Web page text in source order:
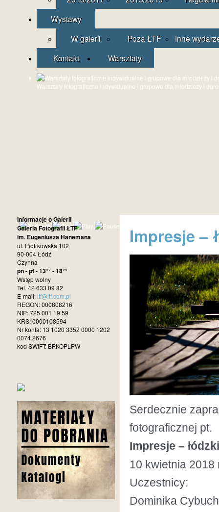
Wystawy
W galerii
Poza ŁTF
Inne
Kontakt
Warsztaty
Warsztaty fotograficzne indywidualne i grupowe dla młodzieży i
Impresje –
Serdecznie
fotograficznej pt.
Impresje –
10 kwietnia 2018
Uczestnicy:
Dominika
Informacje o Galerii
Galeria Fotografii ŁTF
im. Eugeniusza Hanemana
ul. Piotrkowska 102
90-004 Łódź
Czynna
pn - pt - 13°° - 18°°
Wstęp wolny
Tel. 42 633 09 82
E-mail:ltf@ltf.com.pl
REGON: 000808216
NIP: 725 001 19 59
KRS: 0000108594
Nr konta: 13 1020 3352 0000 1202
0074 2676
kod SWIFT: BPKOPLPW